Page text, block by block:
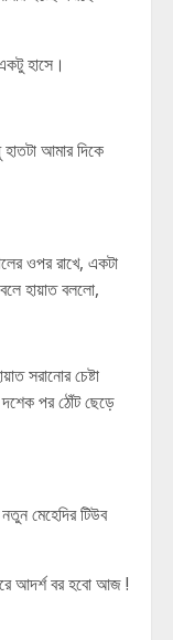
হাসে।
আমার দিকে
ওপর রাখে, একটা
হায়াত বললো,
সরানোর চেষ্টা
দশেক পর ঠোঁট ছেড়ে
মেহেদির টিউব
আদর্শ বর হবো আজ !